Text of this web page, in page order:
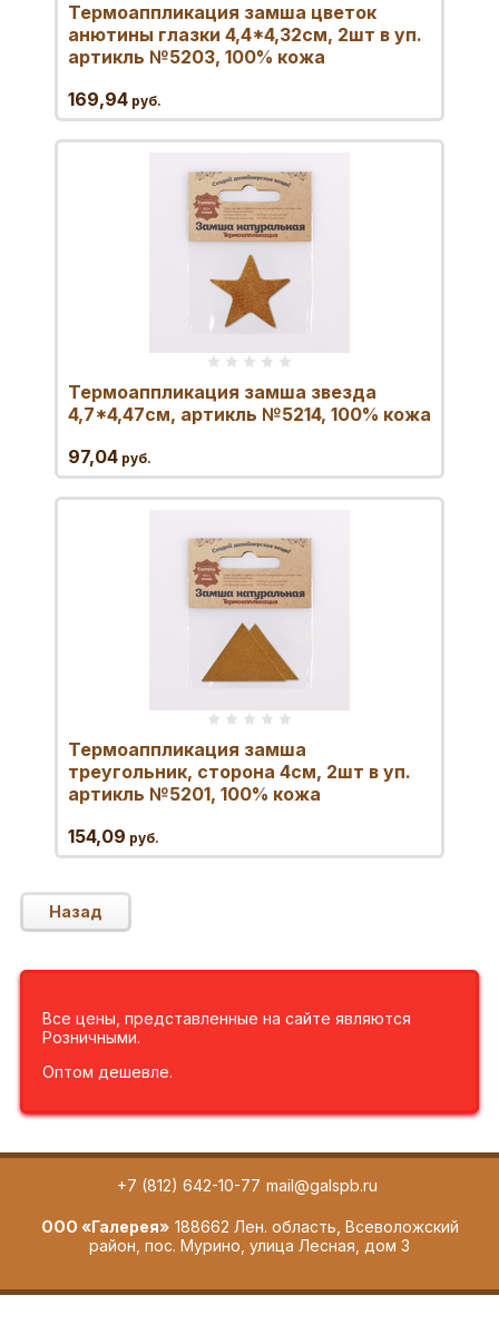
Все цены, представленные на сайте являются
Розничными.
Оптом дешевле.
Термоаппликация замша цветок
анютины глазки 4,4*4,32см, 2шт в уп.
артикль №5203, 100% кожа
169,94 руб.
Термоаппликация замша звезда
4,7*4,47см, артикль №5214, 100% кожа
97,04 руб.
Термоаппликация замша
треугольник, сторона 4см, 2шт в уп.
артикль №5201, 100% кожа
154,09 руб.
Назад
+7 (812) 642-10-77 mail@galspb.ru
ООО «Галерея» 188662 Лен. область, Всеволожский
район, пос. Мурино, улица Лесная, дом 3